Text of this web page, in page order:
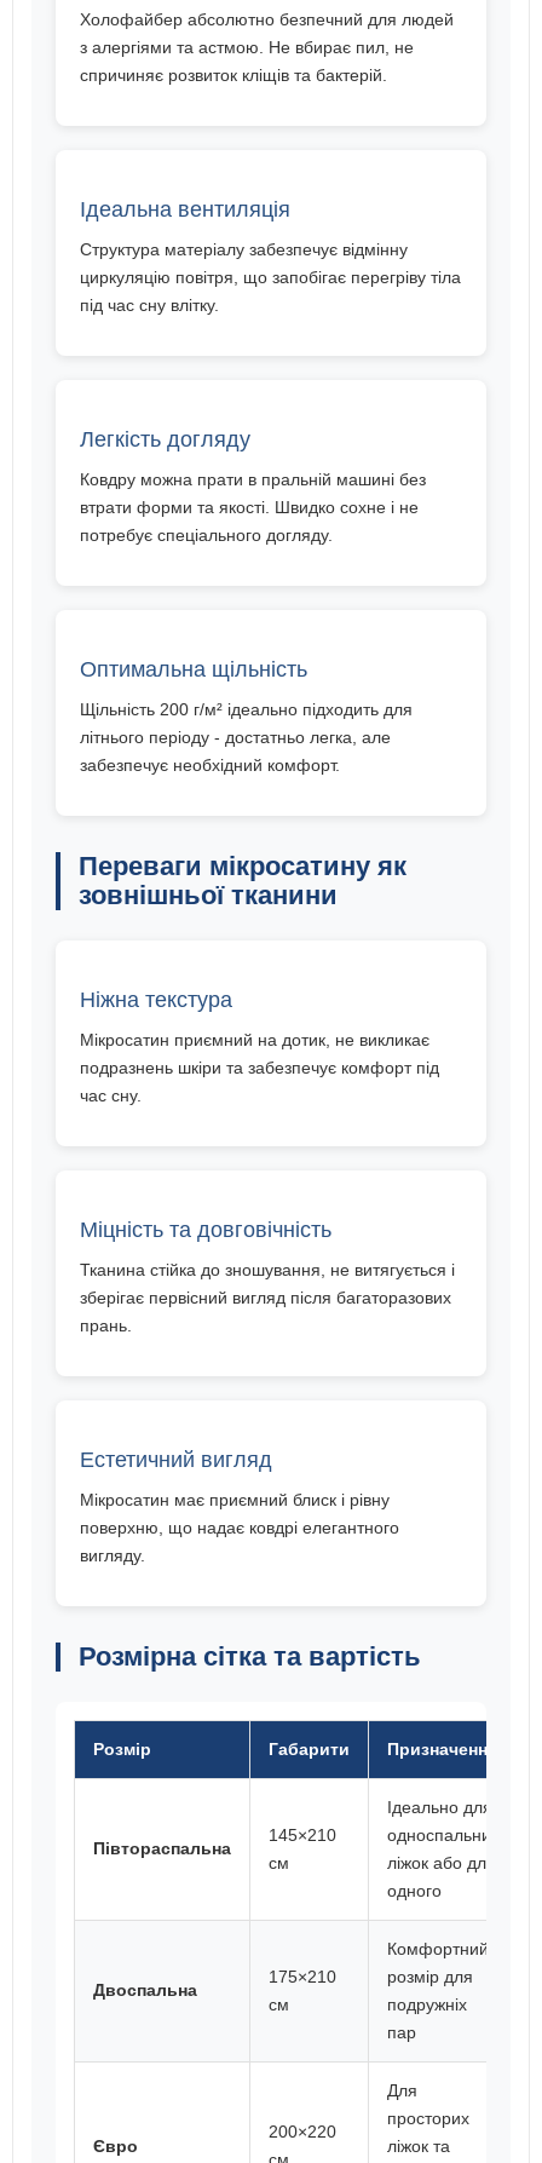
Холофайбер абсолютно безпечний для людей
з алергіями та астмою. Не вбирає пил, не
спричиняє розвиток кліщів та бактерій.
Ідеальна вентиляція
Структура матеріалу забезпечує відмінну
циркуляцію повітря, що запобігає перегріву тіла
під час сну влітку.
Легкість догляду
Ковдру можна прати в пральній машині без
втрати форми та якості. Швидко сохне і не
потребує спеціального догляду.
Оптимальна щільність
Щільність 200 г/м² ідеально підходить для
літнього періоду - достатньо легка, але
забезпечує необхідний комфорт.
Переваги мікросатину як
зовнішньої тканини
Ніжна текстура
Мікросатин приємний на дотик, не викликає
подразнень шкіри та забезпечує комфорт під
час сну.
Міцність та довговічність
Тканина стійка до зношування, не витягується і
зберігає первісний вигляд після багаторазових
прань.
Естетичний вигляд
Мікросатин має приємний блиск і рівну
поверхню, що надає ковдрі елегантного
вигляду.
Розмірна сітка та вартість
Розмір Габарити Призначення
Півтораспальна
145×210
см
Ідеально для
односпальних
ліжок або для
одного
Двоспальна
175×210
см
Комфортний
розмір для
подружніх
пар
Євро
200×220
Для
просторих
ліжок та